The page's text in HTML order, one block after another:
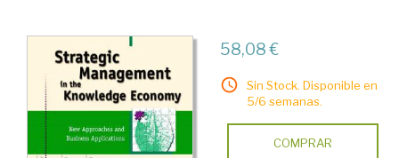
58,08 €
Sin Stock. Disponible en
5/6 semanas.
COMPRAR